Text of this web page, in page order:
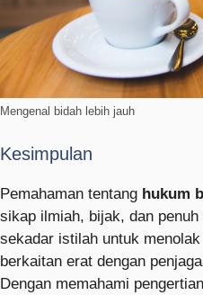
Mengenal bidah lebih jauh
Kesimpulan
Pemahaman tentang hukum
sikap ilmiah, bijak, dan penuh
sekadar istilah untuk
berkaitan erat dengan
Dengan memahami